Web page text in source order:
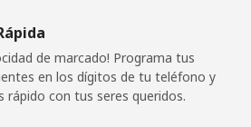
31 min por ⁦$10⁩
28 min por ⁦$10⁩
de marcado! Programa tus
en los dígitos de tu teléfono y
rápido con tus seres queridos.